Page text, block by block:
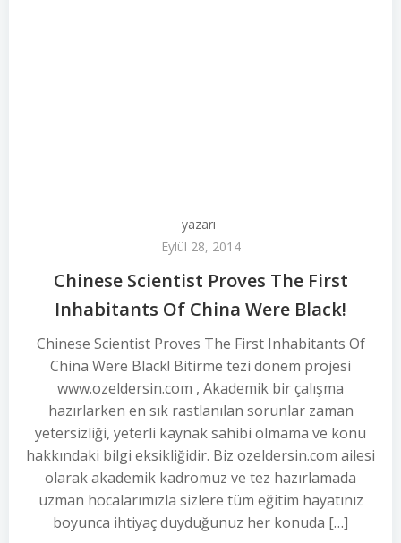
yazarı
Eylül 28, 2014
Chinese Scientist Proves The First
Inhabitants Of China Were Black!
Chinese Scientist Proves The First Inhabitants Of
China Were Black! Bitirme tezi dönem projesi
www.ozeldersin.com , Akademik bir çalışma
hazırlarken en sık rastlanılan sorunlar zaman
yetersizliği, yeterli kaynak sahibi olmama ve konu
hakkındaki bilgi eksikliğidir. Biz ozeldersin.com ailesi
olarak akademik kadromuz ve tez hazırlamada
uzman hocalarımızla sizlere tüm eğitim hayatınız
boyunca ihtiyaç duyduğunuz her konuda […]